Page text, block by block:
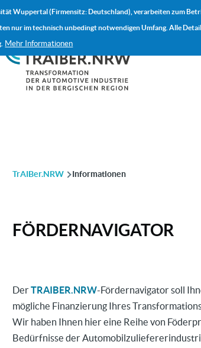
Wuppertal (Firmensitz: Deutschland), verarbeiten zum
nur im technisch unbedingt notwendigen Umfang. Alle
Mehr Informationen
PFADNAVIGATION
TrAIBer.NRW Informationen
FÖRDERNAVIGATOR
DerTRAIBER.NRW-Fördernavigator soll
mögliche Finanzierung Ihres
Wir haben Ihnen hier eine Reihe von
Bedürfnisse der